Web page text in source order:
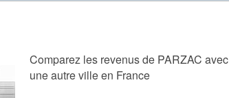
Comparez les revenus de PARZAC avec
une autre ville en France